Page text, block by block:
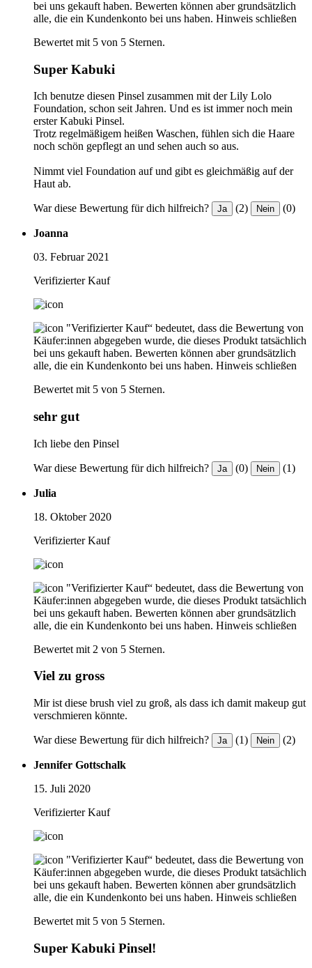
bei uns gekauft haben. Bewerten können aber grundsätzlich
alle, die ein Kundenkonto bei uns haben. Hinweis schließen
Bewertet mit 5 von 5 Sternen.
Super Kabuki
Ich benutze diesen Pinsel zusammen mit der Lily Lolo
Foundation, schon seit Jahren. Und es ist immer noch mein
erster Kabuki Pinsel.
Trotz regelmäßigem heißen Waschen, fühlen sich die Haare
noch schön gepflegt an und sehen auch so aus.
Nimmt viel Foundation auf und gibt es gleichmäßig auf der
Haut ab.
War diese Bewertung für dich hilfreich? Ja (2) Nein (0)
Joanna
03. Februar 2021
Verifizierter Kauf
"Verifizierter Kauf“ bedeutet, dass die Bewertung von
Käufer:innen abgegeben wurde, die dieses Produkt tatsächlich
bei uns gekauft haben. Bewerten können aber grundsätzlich
alle, die ein Kundenkonto bei uns haben. Hinweis schließen
Bewertet mit 5 von 5 Sternen.
sehr gut
Ich liebe den Pinsel
War diese Bewertung für dich hilfreich? Ja (0) Nein (1)
Julia
18. Oktober 2020
Verifizierter Kauf
"Verifizierter Kauf“ bedeutet, dass die Bewertung von
Käufer:innen abgegeben wurde, die dieses Produkt tatsächlich
bei uns gekauft haben. Bewerten können aber grundsätzlich
alle, die ein Kundenkonto bei uns haben. Hinweis schließen
Bewertet mit 2 von 5 Sternen.
Viel zu gross
Mir ist diese brush viel zu groß, als dass ich damit makeup gut
verschmieren könnte.
War diese Bewertung für dich hilfreich? Ja (1) Nein (2)
Jennifer Gottschalk
15. Juli 2020
Verifizierter Kauf
"Verifizierter Kauf“ bedeutet, dass die Bewertung von
Käufer:innen abgegeben wurde, die dieses Produkt tatsächlich
bei uns gekauft haben. Bewerten können aber grundsätzlich
alle, die ein Kundenkonto bei uns haben. Hinweis schließen
Bewertet mit 5 von 5 Sternen.
Super Kabuki Pinsel!